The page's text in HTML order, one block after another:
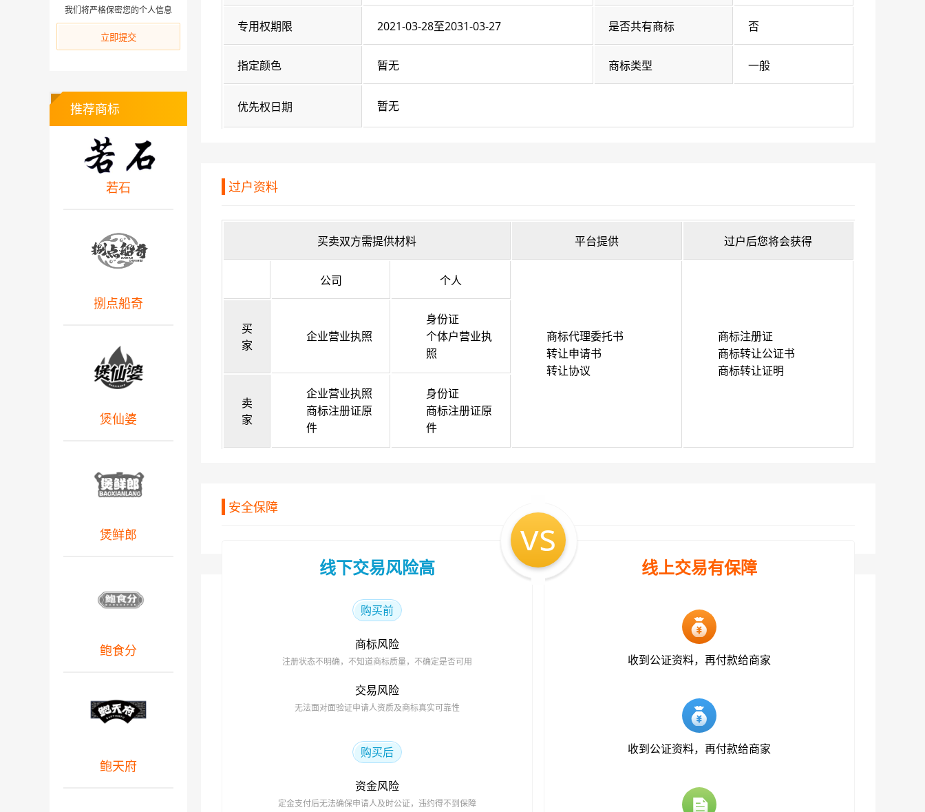
专用权期限 2021-03-28至2031-03-27 是否共有商标 否
指定颜色 暂无 商标类型 一般
优先权日期 暂无
过户资料
买卖双方需提供材料 平台提供 过户后您将会获得
公司 个人
商标代理委托书
转让申请书
转让协议
商标注册证
商标转让公证书
商标转让证明
买
家
企业营业执照
身份证
个体户营业执
照
卖
家
企业营业执照
商标注册证原
件
身份证
商标注册证原
件
安全保障
线下交易风险高
购买前
商标风险
注册状态不明确，不知道商标质量，不确定是否可用
交易风险
无法面对面验证申请人资质及商标真实可靠性
购买后
资金风险
定金支付后无法确保申请人及时公证，违约得不到保障
线上交易有保障
收到公证资料，再付款给商家
收到公证资料，再付款给商家
vs
我们将严格保密您的个人信息
推荐商标
若石
捌点船奇
煲仙婆
煲鲜郎
鲍食分
鲍天府